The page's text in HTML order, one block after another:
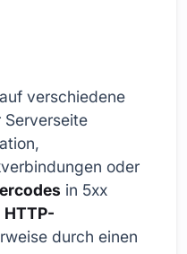
verschiedene
Serverseite
oder
in 5xx
HTTP-
durch einen